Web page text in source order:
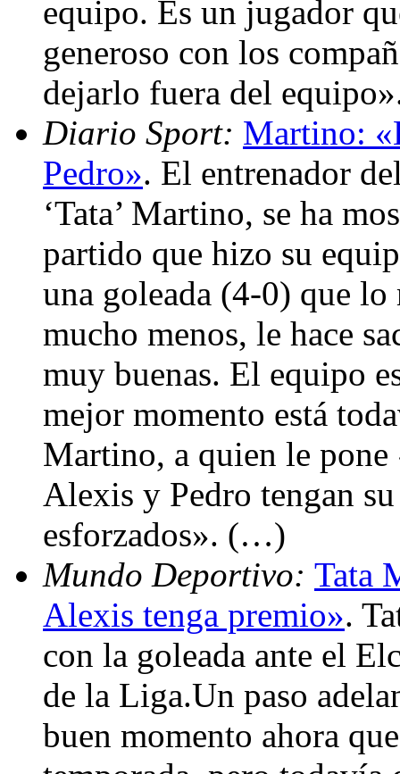
equipo. Es un jugador
generoso con los
dejarlo fuera del
Diario Sport: Martino:
Pedro». El entrenador
‘Tata’ Martino, se ha
partido que hizo su
una goleada (4-0) que
mucho menos, le hace
muy buenas. El equipo
mejor momento está
Martino, a quien le
Alexis y Pedro tengan
esforzados». (…)
Mundo Deportivo: Tata
Alexis tenga premio».
con la goleada ante el
de la Liga.Un paso
buen momento ahora